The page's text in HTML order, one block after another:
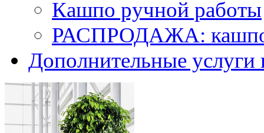
Кашпо ручной работы
РАСПРОДАЖА: кашпо
Дополнительные услуги